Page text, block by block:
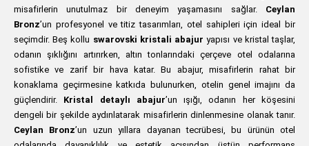
misafirlerin unutulmaz bir deneyim yaşamasını sağlar. Ceylan
Bronz’un profesyonel ve titiz tasarımları, otel sahipleri için ideal bir
seçimdir. Beş kollu swarovski kristali abajur yapısı ve kristal taşlar,
odanın şıklığını artırırken, altın tonlarındaki çerçeve otel odalarına
sofistike ve zarif bir hava katar. Bu abajur, misafirlerin rahat bir
konaklama geçirmesine katkıda bulunurken, otelin genel imajını da
güçlendirir. Kristal detaylı abajur’un ışığı, odanın her köşesini
dengeli bir şekilde aydınlatarak misafirlerin dinlenmesine olanak tanır.
Ceylan Bronz’un uzun yıllara dayanan tecrübesi, bu ürünün otel